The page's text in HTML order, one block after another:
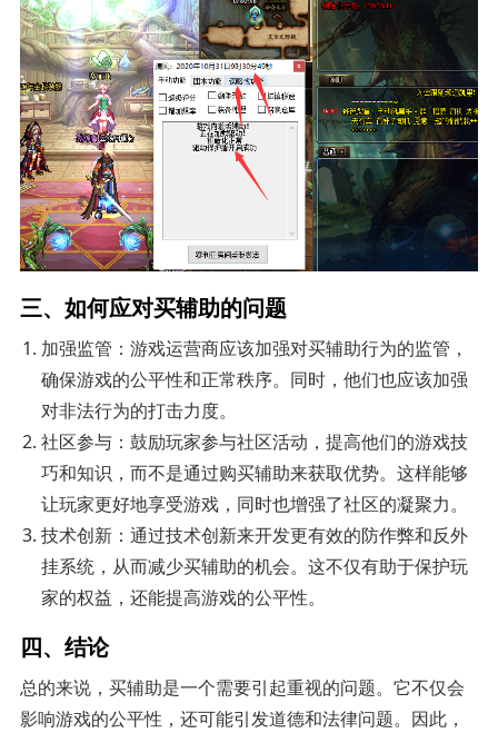
三、如何应对买辅助的问题
加强监管：游戏运营商应该加强对买辅助行为的监管，
确保游戏的公平性和正常秩序。同时，他们也应该加强
对非法行为的打击力度。
社区参与：鼓励玩家参与社区活动，提高他们的游戏技
巧和知识，而不是通过购买辅助来获取优势。这样能够
让玩家更好地享受游戏，同时也增强了社区的凝聚力。
技术创新：通过技术创新来开发更有效的防作弊和反外
挂系统，从而减少买辅助的机会。这不仅有助于保护玩
家的权益，还能提高游戏的公平性。
四、结论
总的来说，买辅助是一个需要引起重视的问题。它不仅会
影响游戏的公平性，还可能引发道德和法律问题。因此，